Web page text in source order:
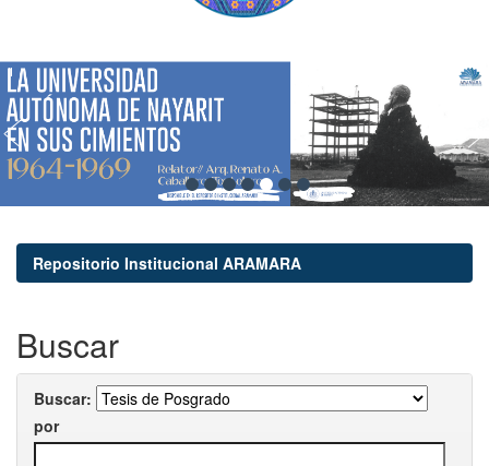
Repositorio Institucional ARAMARA
Buscar
Buscar:
por